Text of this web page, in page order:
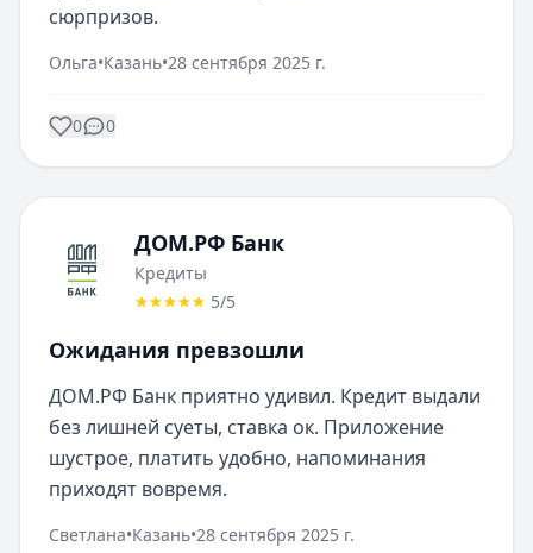
сюрпризов.
Ольга•Казань•28 сентября 2025 г.
0 0
ДОМ.РФ Банк
Кредиты
5/5
Ожидания превзошли
ДОМ.РФ Банк приятно удивил. Кредит выдали
без лишней суеты, ставка ок. Приложение
шустрое, платить удобно, напоминания
приходят вовремя.
Светлана•Казань•28 сентября 2025 г.